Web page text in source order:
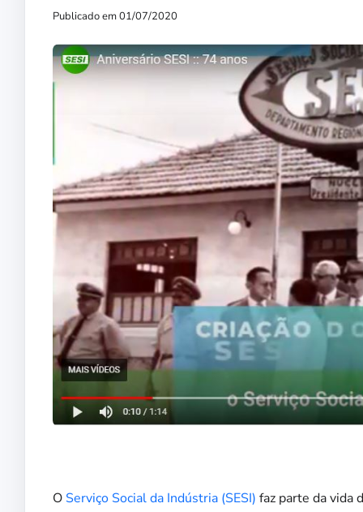
Publicado em 01/07/2020
O Serviço Social da Indústria (SESI) faz parte da vida